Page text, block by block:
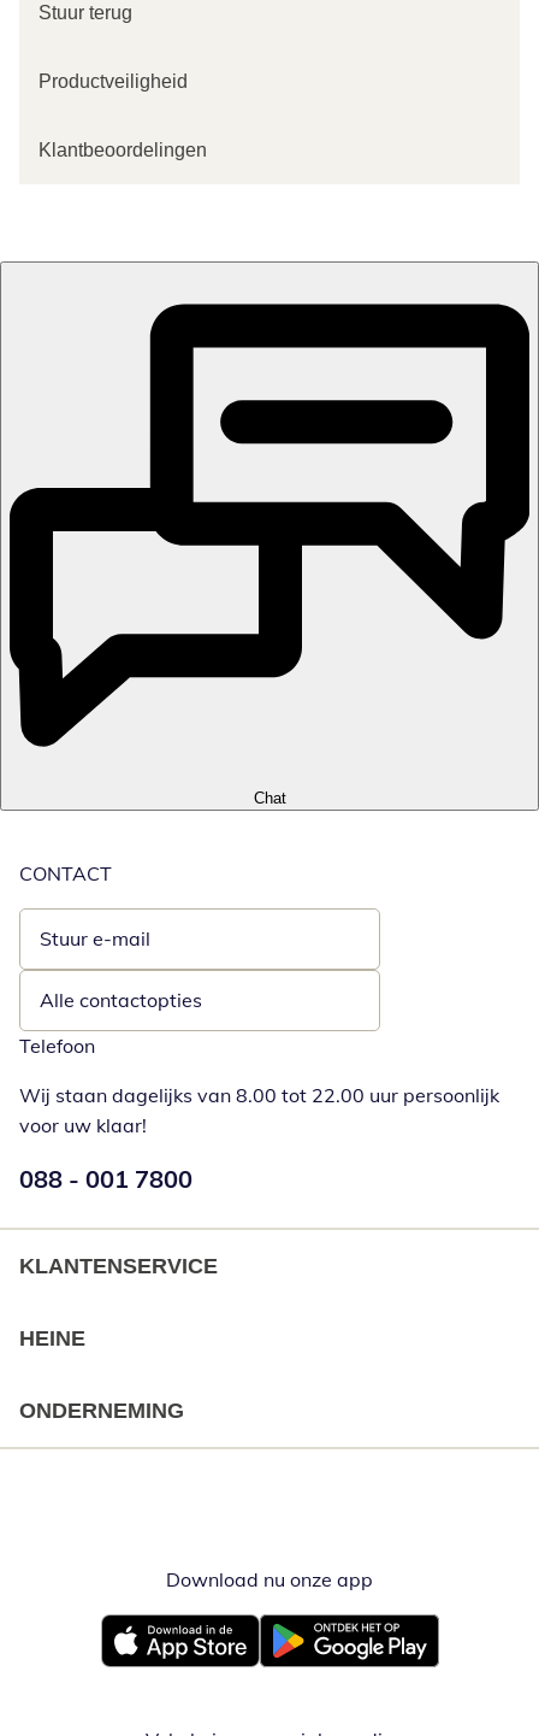
Stuur terug
Productveiligheid
Klantbeoordelingen
Chat
CONTACT
Stuur e-mail
Opent e-mailclient
Alle contactopties
Telefoon
Wij staan dagelijks van 8.00 tot 22.00 uur persoonlijk
voor uw klaar!
Telefoonnummer:
088 - 001 7800
KLANTENSERVICE
HEINE
ONDERNEMING
Download nu onze app
Opent in nieuw vensterOpent in nieuw venster